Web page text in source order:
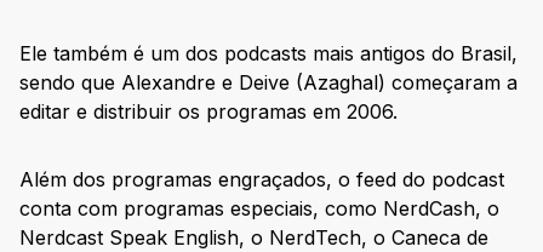
Ele também é um dos podcasts mais antigos do Brasil,
sendo que Alexandre e Deive (Azaghal) começaram a
editar e distribuir os programas em 2006.
Além dos programas engraçados, o feed do podcast
conta com programas especiais, como NerdCash, o
Nerdcast Speak English, o NerdTech, o Caneca de